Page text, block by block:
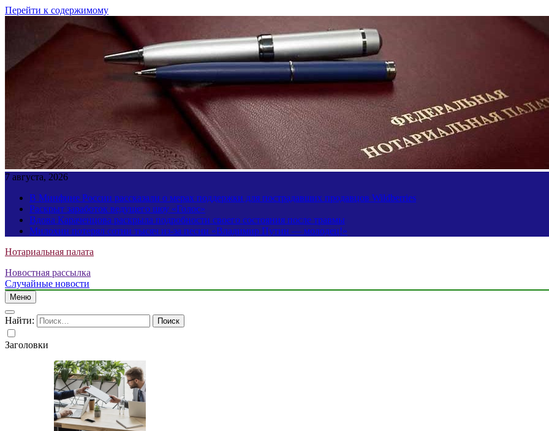
Перейти к содержимому
7 августа, 2026
В Минфине России рассказали о мерах поддержки для пострадавших продавцов Wildberries
Раскрыт заработок ведущего шоу «Голос»
Вдова Караченцова раскрыла подробности своего состояния после травмы
Милохин потерял сотни тысяч из-за песни «Владимир Путин — молодец!»
Нотариальная палата
Новостная рассылка
Случайные новости
Меню
Найти:
Заголовки